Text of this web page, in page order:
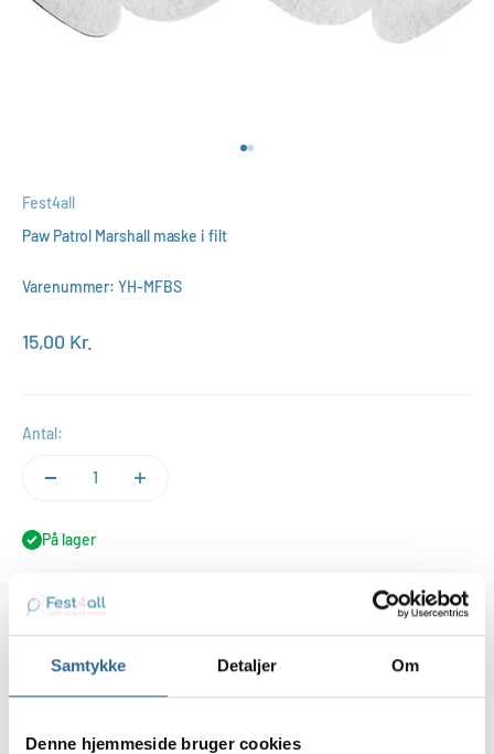
Samtykke Detaljer Om
Denne hjemmeside bruger cookies
Fest4all
Paw Patrol Marshall maske i filt
Varenummer: YH-MFBS
Salgspris
15,00 Kr.
Antal:
På lager